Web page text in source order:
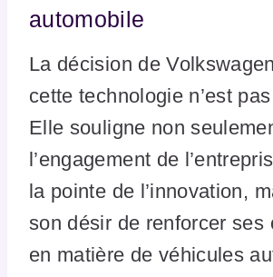
automobile
La décision de
cette technologie n’est
Elle souligne non
l’engagement de
la pointe de l’innovation,
son désir de renforcer ses
en matière de véhicules